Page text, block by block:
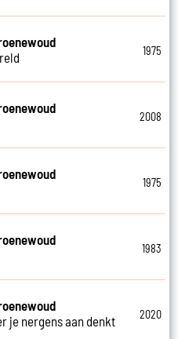
1975
2008
1975
1983
je nergens aan denkt
2020